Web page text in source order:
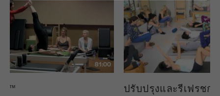
81:00
ง™
ปรับปรุงและรีเฟรชก